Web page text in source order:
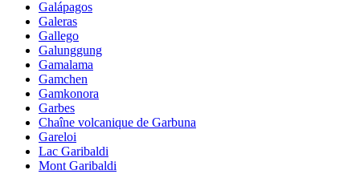
Galápagos
Galeras
Gallego
Galunggung
Gamalama
Gamchen
Gamkonora
Garbes
Chaîne volcanique de Garbuna
Gareloi
Lac Garibaldi
Mont Garibaldi